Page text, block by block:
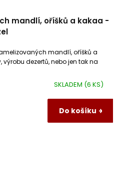
mandlí, oříšků a kakaa -
SKLADEM (6 KS)
Do košíku
mandlí, oříšků a
dezertů, nebo jen tak na